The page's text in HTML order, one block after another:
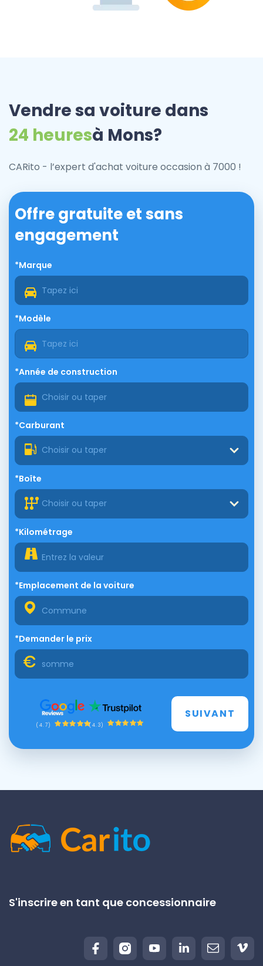
Vendre sa voiture dans
24 heuresà Mons?
CARito - l’expert d'achat voiture occasion à 7000 !
Offre gratuite et sans
engagement
*Marque
*Modèle
*Année de construction
*Carburant
Choisir ou taper
*Boîte
Choisir ou taper
*Kilométrage
*Emplacement de la voiture
*Demander le prix
(4.7) (4.3)
SUIVANT
S'inscrire en tant que concessionnaire